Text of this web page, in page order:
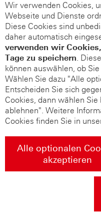
Wir verwenden Cookies,
Webseite und Dienste
Diese Cookies sind
daher automatisch
verwenden wir
Tage zu speichern.
können auswählen, ob
Wählen Sie dazu "Alle
Entscheiden Sie sich
Cookies, dann wählen
ablehnen". Weitere
Cookies finden Sie in
Alle optionalen
akzeptieren